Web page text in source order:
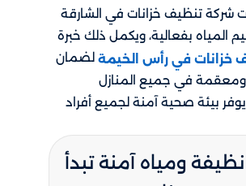
تنظيف خزانات في الشارقة
المياه بفعالية، ويكمل ذلك خبرة
خزانات في رأس الخيمة لضمان
في جميع المنازل
يوفر بيئة صحية آمنة لجميع أفراد
نظيفة ومياه آمنة تبدأ